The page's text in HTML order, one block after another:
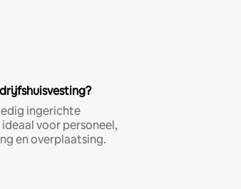
ingerichte
voor personeel,
en overplaatsing.